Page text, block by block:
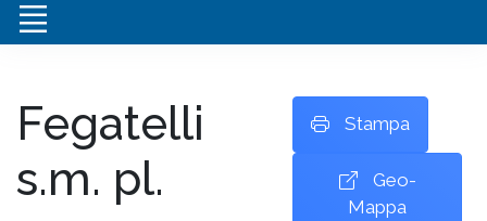
Fegatelli
s.m. pl.
Stampa
Geo-
Mappa